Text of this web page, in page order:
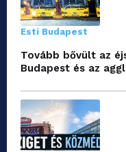
Esti Budapest
Tovább bővült az
Budapest és az